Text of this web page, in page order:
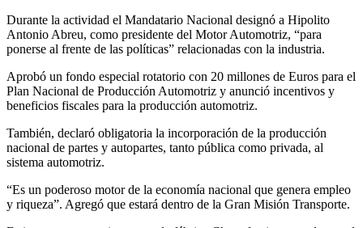
Durante la actividad el Mandatario Nacional designó a Hipolito
Antonio Abreu, como presidente del Motor Automotriz, “para
ponerse al frente de las políticas” relacionadas con la industria.
Aprobó un fondo especial rotatorio con 20 millones de Euros para el
Plan Nacional de Producción Automotriz y anunció incentivos y
beneficios fiscales para la producción automotriz.
También, declaró obligatoria la incorporación de la producción
nacional de partes y autopartes, tanto pública como privada, al
sistema automotriz.
“Es un poderoso motor de la economía nacional que genera empleo
y riqueza”. Agregó que estará dentro de la Gran Misión Transporte.